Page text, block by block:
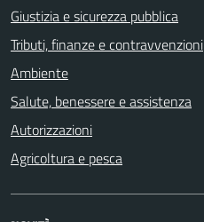
Giustizia e sicurezza pubblica
Tributi, finanze e contravvenzioni
Ambiente
Salute, benessere e assistenza
Autorizzazioni
Agricoltura e pesca